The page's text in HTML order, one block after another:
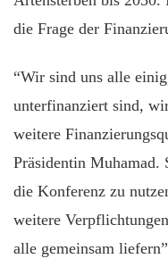
die Frage der
“Wir sind uns alle
unterfinanziert sind,
weitere
Präsidentin Muhamad.
die Konferenz zu
weitere
alle gemeinsam